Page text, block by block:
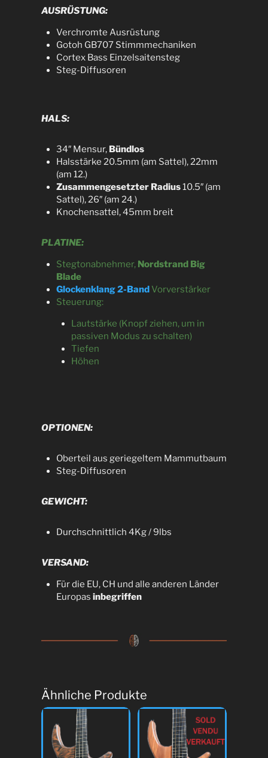
AUSRÜSTUNG:
Verchromte Ausrüstung
Gotoh GB707 Stimmmechaniken
Cortex Bass Einzelsaitensteg
Steg-Diffusoren
HALS:
34″ Mensur, Bündlos
Halsstärke 20.5mm (am Sattel), 22mm
(am 12.)
Zusammengesetzter Radius10.5″ (am
Sattel), 26″ (am 24.)
Knochensattel, 45mm breit
PLATINE:
Stegtonabnehmer,Nordstrand Big
Blade
Glockenklang 2-BandVorverstärker
Steuerung:
Lautstärke (Knopf ziehen, um in
passiven Modus zu schalten)
Tiefen
Höhen
OPTIONEN:
Oberteil aus geriegeltem Mammutbaum
Steg-Diffusoren
GEWICHT:
Durchschnittlich 4Kg / 9lbs
VERSAND:
Für die EU, CH und alle anderen Länder
Europas inbegriffen
Ähnliche Produkte